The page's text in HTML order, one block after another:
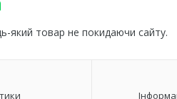
який товар не покидаючи сайту.